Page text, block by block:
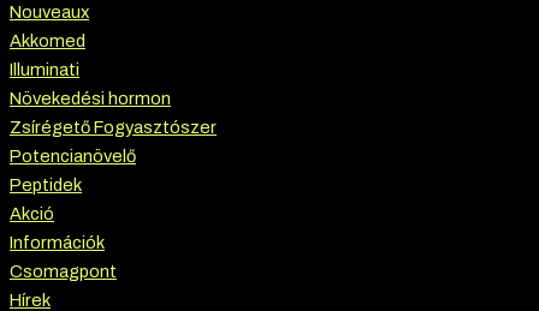
Nouveaux
Akkomed
Illuminati
Növekedési hormon
Zsírégető Fogyasztószer
Potencianövelő
Peptidek
Akció
Információk
Csomagpont
Hírek